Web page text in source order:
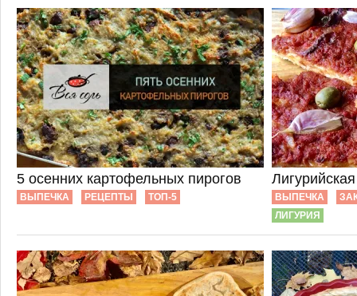
5 осенних картофельных пирогов
ВЫПЕЧКА РЕЦЕПТЫ ТОП-5 ВЫПЕЧКА
ЛИГУРИЯ